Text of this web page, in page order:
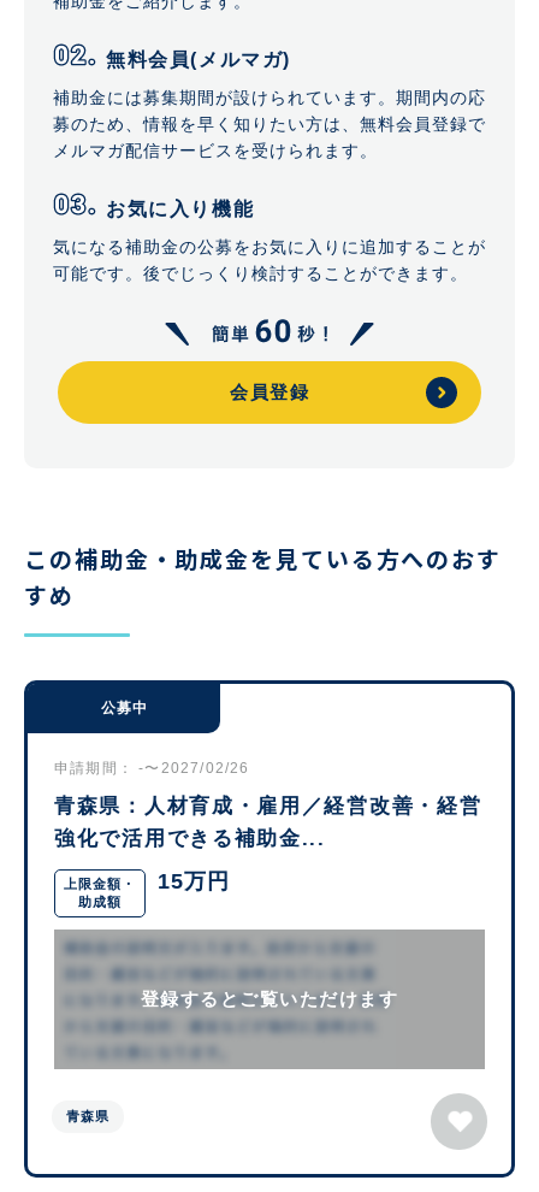
無料会員(メルマガ)
補助金には募集期間が設けられています。期間内の応
募のため、情報を早く知りたい方は、無料会員登録で
メルマガ配信サービスを受けられます。
お気に入り機能
気になる補助金の公募をお気に入りに追加することが
可能です。後でじっくり検討することができます。
会員登録
この補助金・助成金を見ている方へのおす
すめ
公募中
申請期間： -〜2027/02/26
青森県：人材育成・雇用／経営改善・経営
強化で活用できる補助金...
上限金額・
助成額
15万円
登録するとご覧いただけます
青森県